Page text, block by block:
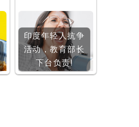
印度年轻人抗争
活动，教育部长
下台负责!